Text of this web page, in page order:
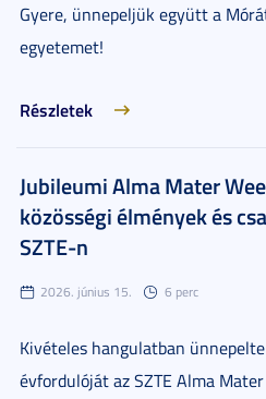
Gyere, ünnepeljük együtt a
egyetemet!
Részletek
Jubileumi Alma Mater
közösségi élmények és
SZTE-n
2026. június 15. 6 perc
Kivételes hangulatban
évfordulóját az SZTE Alma